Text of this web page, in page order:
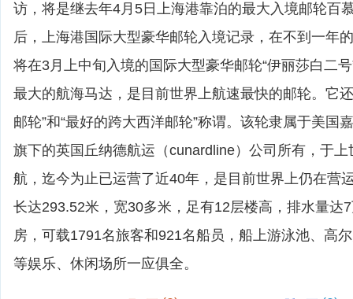
访，将是继去年4月5日上海港靠泊的最大入境邮轮百
后，上海港国际大型豪华邮轮入境记录，在不到一年
将在3月上中旬入境的国际大型豪华邮轮“伊丽莎白二
最大的航海马达，是目前世界上航速最快的邮轮。它
邮轮”和“最好的跨大西洋邮轮”称谓。该轮隶属于美国
旗下的英国丘纳德航运（cunardline）公司所有，于
航，迄今为止已运营了近40年，是目前世界上仍在营
长达293.52米，宽30多米，足有12层楼高，排水量达
房，可载1791名旅客和921名船员，船上游泳池、高
等娱乐、休闲场所一应俱全。